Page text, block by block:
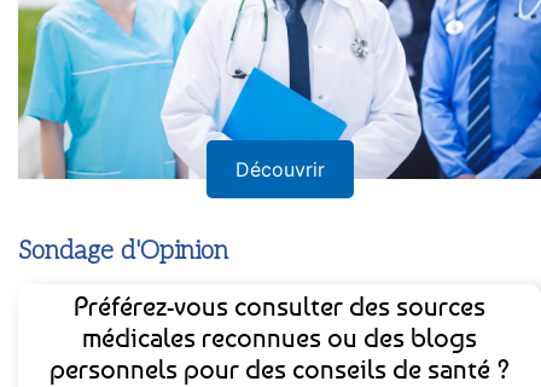
Découvrir
Sondage d'Opinion
Préférez-vous consulter des sources
médicales reconnues ou des blogs
personnels pour des conseils de santé ?